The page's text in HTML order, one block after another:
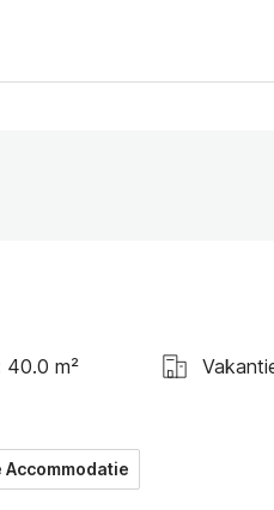
40.0 m²
Accommodatie